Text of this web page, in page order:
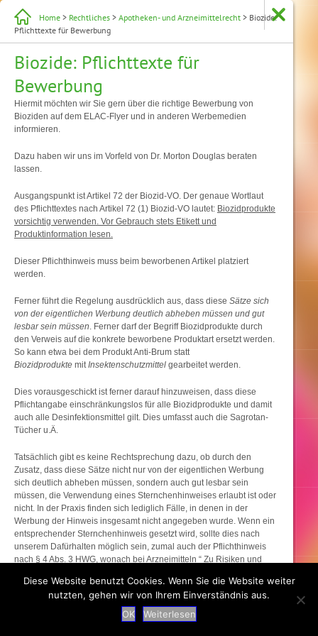
Home > Rechtliches > Apotheken- und Arzneimittelrecht > Biozide:
Pflichttexte für Bewerbung
Biozide: Pflichttexte für
Bewerbung
Hiermit möchten wir Sie gern über die richtige Bewerbung von
Bioziden auf dem ELAC-Flyer und in anderen Werbemedien
informieren.
Dazu haben wir uns im Vorfeld von Dr. Morton Douglas beraten
lassen.
Ausgangspunkt ist Artikel 72 der Biozid-VO. Der genaue Wortlaut
des Pflichttextes nach Artikel 72 (1) Biozid-VO lautet: Biozidprodukte
vorsichtig verwenden. Vor Gebrauch stets Etikett und
Produktinformation lesen.
Dieser Pflichthinweis muss beim beworbenen Artikel platziert
werden.
Ferner führt die Regelung ausdrücklich aus, dass diese Sätze sich
von der eigentlichen Werbung deutlich abheben müssen und gut
lesbar sein müssen. Ferner darf der Begriff Biozidprodukte durch
den Verweis auf die konkrete beworbene Produktart ersetzt werden.
So kann etwa bei dem Produkt Anti-Brum statt
Biozidprodukte mitInsektenschutzmittel gearbeitet werden.
Dies vorausgeschickt ist ferner darauf hinzuweisen, dass diese
Pflichtangabe einschränkungslos für alle Biozidprodukte und damit
auch alle Desinfektionsmittel gilt. Dies umfasst auch die Sagrotan-
Tücher u.Ä.
Tatsächlich gibt es keine Rechtsprechung dazu, ob durch den
Zusatz, dass diese Sätze nicht nur von der eigentlichen Werbung
sich deutlich abheben müssen, sondern auch gut lesbar sein
müssen, die Verwendung eines Sternchenhinweises erlaubt ist oder
nicht. In der Praxis finden sich lediglich Fälle, in denen in der
Werbung der Hinweis insgesamt nicht angegeben wurde. Wenn ein
entsprechender Sternchenhinweis gesetzt wird, sollte dies nach
unserem Dafürhalten möglich sein, zumal auch der Pflichthinweis
nach § 4 Abs. 3 HWG, wonach bei Arzneimitteln “ Zu Risiken und
gesetzt werden kann. Aus unserer Sicht kann dann bei
Biozidprodukten nichts anderes gelten, auch wenn wir hierzu, wie
bereits ausgeführt, noch keine einschlägige Entscheidung kennen.
Diese Website benutzt Cookies. Wenn Sie die Website weiter
nutzten, gehen wir von Ihrem Einverständnis aus.
OK
Weiterlesen